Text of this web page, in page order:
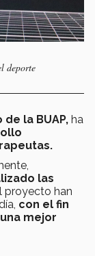
deporte
la BUAP, ha
las
proyecto han
con el fin
mejor